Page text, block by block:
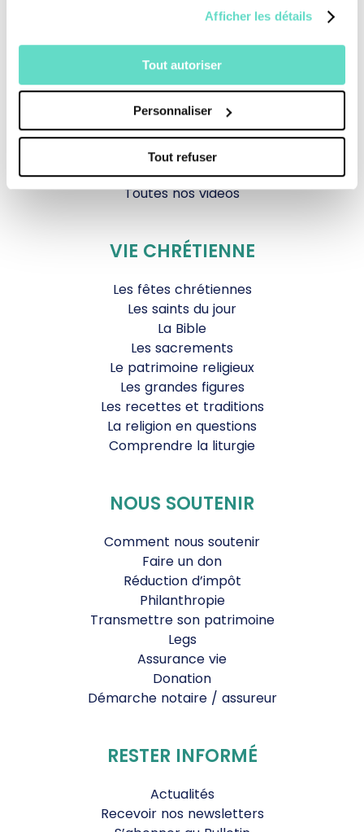
Afficher les détails
Tout autoriser
Personnaliser
Tout refuser
La messe
Documentaires
Parole Inattendue
Tous Frères
Générations Laudato Si’
Agenda Culturel
JDS.tv
Nos émissions
Toutes nos vidéos
VIE CHRÉTIENNE
Les fêtes chrétiennes
Les saints du jour
La Bible
Les sacrements
Le patrimoine religieux
Les grandes figures
Les recettes et traditions
La religion en questions
Comprendre la liturgie
NOUS SOUTENIR
Comment nous soutenir
Faire un don
Réduction d’impôt
Philanthropie
Transmettre son patrimoine
Legs
Assurance vie
Donation
Démarche notaire / assureur
RESTER INFORMÉ
Actualités
Recevoir nos newsletters